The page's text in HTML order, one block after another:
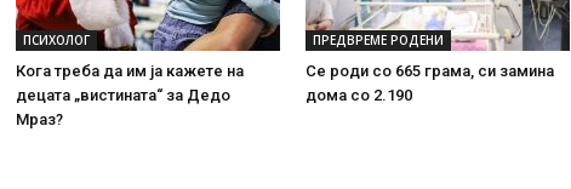
ПСИХОЛОГ
Кога треба да им ја кажете на
децата „вистината“ за Дедо
Мраз?
ПРЕДВРЕМЕ РОДЕНИ
Се роди со 665 грама, си замина
дома со 2.190